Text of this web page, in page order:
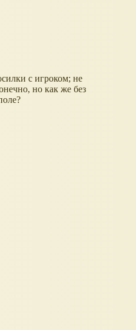
с игроком; не
но как же без